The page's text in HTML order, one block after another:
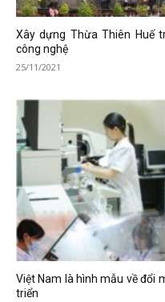
Xây dựng Thừa Thiên Huế
công nghệ
25/11/2021
Việt Nam là hình mẫu về đổi
triển